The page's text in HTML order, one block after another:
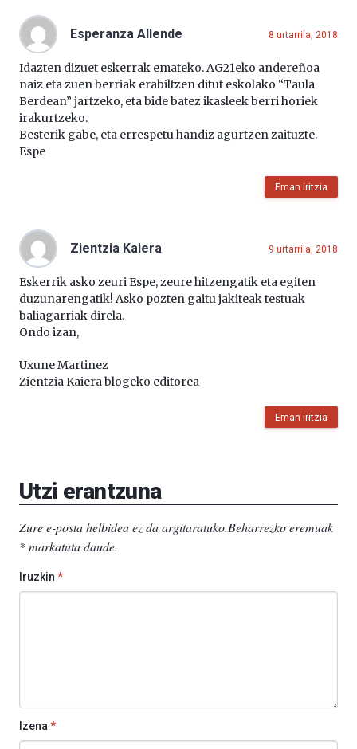
Esperanza Allende 8 urtarrila, 2018
Idazten dizuet eskerrak emateko. AG21eko andereñoa
naiz eta zuen berriak erabiltzen ditut eskolako “Taula
Berdean” jartzeko, eta bide batez ikasleek berri horiek
irakurtzeko.
Besterik gabe, eta errespetu handiz agurtzen zaituzte.
Espe
Eman iritzia
Zientzia Kaiera 9 urtarrila, 2018
Eskerrik asko zeuri Espe, zeure hitzengatik eta egiten
duzunarengatik! Asko pozten gaitu jakiteak testuak
baliagarriak direla.
Ondo izan,
Uxune Martinez
Zientzia Kaiera blogeko editorea
Eman iritzia
Utzi erantzuna
Zure e-posta helbidea ez da argitaratuko.Beharrezko eremuak
*markatuta daude.
Iruzkin *
Izena*